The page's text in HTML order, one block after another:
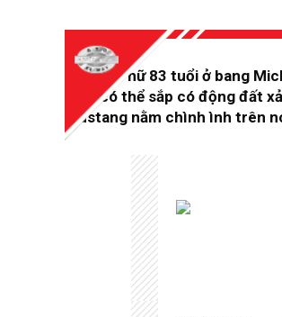
Một phụ nữ 83 tuổi ở bang
nghĩ có thể sắp có động đất
Mustang nằm chình ình trên